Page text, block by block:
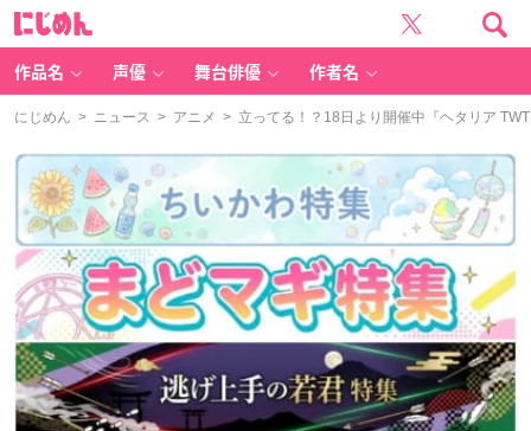
作品名 声優 舞台俳優 作者名
にじめん > ニュース > アニメ > 立ってる！？18日より開催中『ヘタリア